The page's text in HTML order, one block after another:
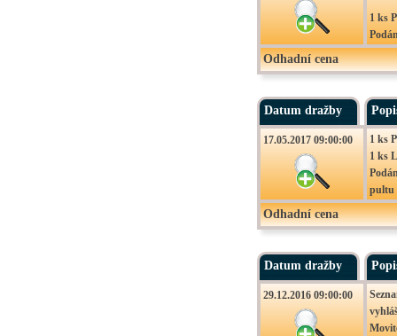
1 ks
Odhadní cena
Datum dražby
17.05.2017 09:00:00
1 ks
1 ks
pultu
Odhadní cena
Datum dražby
29.12.2016 09:00:00